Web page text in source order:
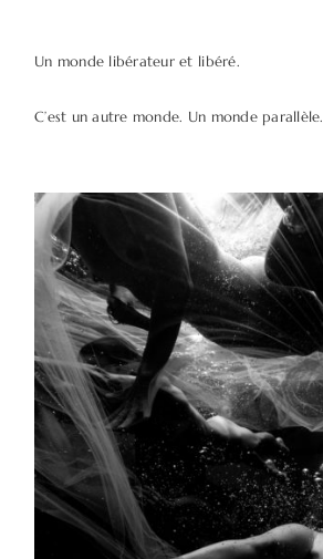
Un monde libérateur et libéré.
C’est un autre monde. Un monde parallèle.